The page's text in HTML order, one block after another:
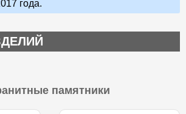
года.
памятники